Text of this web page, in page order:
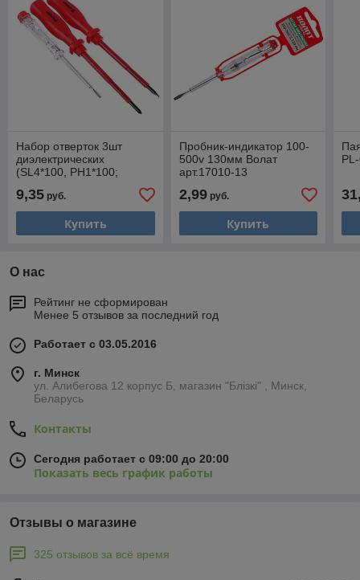
Набор отверток 3шт
диэлектрических
(SL4*100, PH1*100;
651-065
9,35 руб.
Купить
Пробник-индикатор 100-
500v 130мм Волат
арт.17010-13
2,99руб.
Купить
О нас
Рейтинг не сформирован
Менее 5 отзывов за последний год
Работает с 03.05.2016
г. Минск
ул. Алибегова 12 корпус Б, магазин "Блiзкi" , Минск,
Беларусь
Контакты
Сегодня работает с 09:00 до 20:00
Показать весь график работы
Отзывы о магазине
325 отзывов за всё время